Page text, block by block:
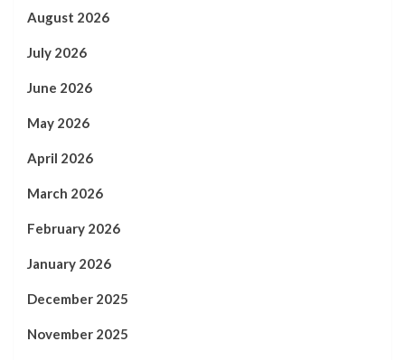
August 2026
July 2026
June 2026
May 2026
April 2026
March 2026
February 2026
January 2026
December 2025
November 2025